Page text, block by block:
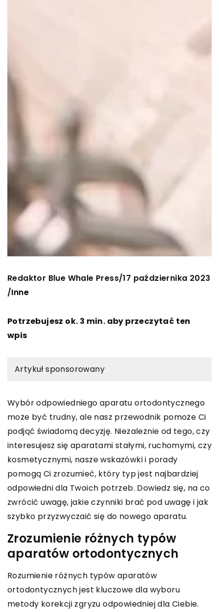
Redaktor Blue Whale Press/17 października 2023
/Inne
Potrzebujesz ok. 3 min. aby przeczytać ten
wpis
Artykuł sponsorowany
Wybór odpowiedniego aparatu ortodontycznego
może być trudny, ale nasz przewodnik pomoże Ci
podjąć świadomą decyzję. Niezależnie od tego, czy
interesujesz się aparatami stałymi, ruchomymi, czy
kosmetycznymi, nasze wskazówki i porady
pomogą Ci zrozumieć, który typ jest najbardziej
odpowiedni dla Twoich potrzeb. Dowiedz się, na co
zwrócić uwagę, jakie czynniki brać pod uwagę i jak
szybko przyzwyczaić się do nowego aparatu.
Zrozumienie różnych typów
aparatów ortodontycznych
Rozumienie różnych typów aparatów
ortodontycznych jest kluczowe dla wyboru
metody korekcji zgryzu odpowiedniej dla Ciebie.